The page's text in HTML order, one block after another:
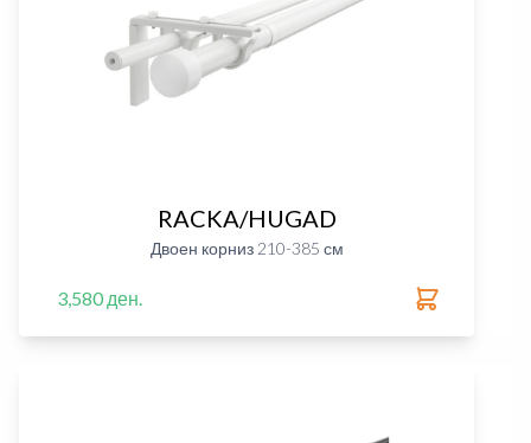
RACKA/HUGAD
Двоен корниз 210-385 см
3,580 ден.